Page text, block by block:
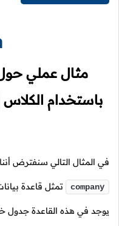
مثال عملي
باستخدام الكلاس
في المثال التالي سنفترض
company تمثل قاعدة
يوجد في هذه القاعدة